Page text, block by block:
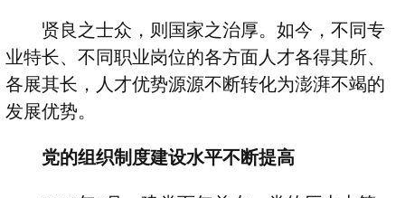
贤良之士众，则国家之治厚。如今，不同专
业特长、不同职业岗位的各方面人才各得其所、
各展其长，人才优势源源不断转化为澎湃不竭的
发展优势。
党的组织制度建设水平不断提高